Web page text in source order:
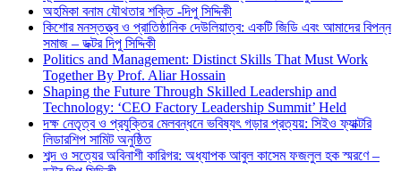
অহমিকা বনাম যৌথতার শক্তি -দিপু সিদ্দিকী
কিশোর মনস্তত্ত্ব ও প্রাতিষ্ঠানিক দেউলিয়াত্ব: একটি জিডি এবং আমাদের বিপন্ন
সমাজ – ডক্টর দিপু সিদ্দিকী
Politics and Management: Distinct Skills That Must Work
Together By Prof. Aliar Hossain
Shaping the Future Through Skilled Leadership and
Technology: ‘CEO Factory Leadership Summit’ Held
দক্ষ নেতৃত্ব ও প্রযুক্তির মেলবন্ধনে ভবিষ্যৎ গড়ার প্রত্যয়: সিইও ফ্যাক্টরি
লিডারশিপ সামিট অনুষ্ঠিত
শব্দ ও সত্যের অবিনাশী কারিগর: অধ্যাপক আবুল কাসেম ফজলুল হক স্মরণে –